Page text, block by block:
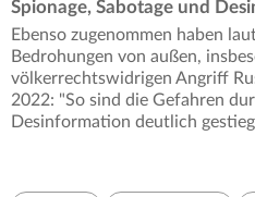
Spionage, Sabotage und
Ebenso zugenommen haben
Bedrohungen von außen,
völkerrechtswidrigen Angriff
2022: "So sind die Gefahren
Desinformation deutlich